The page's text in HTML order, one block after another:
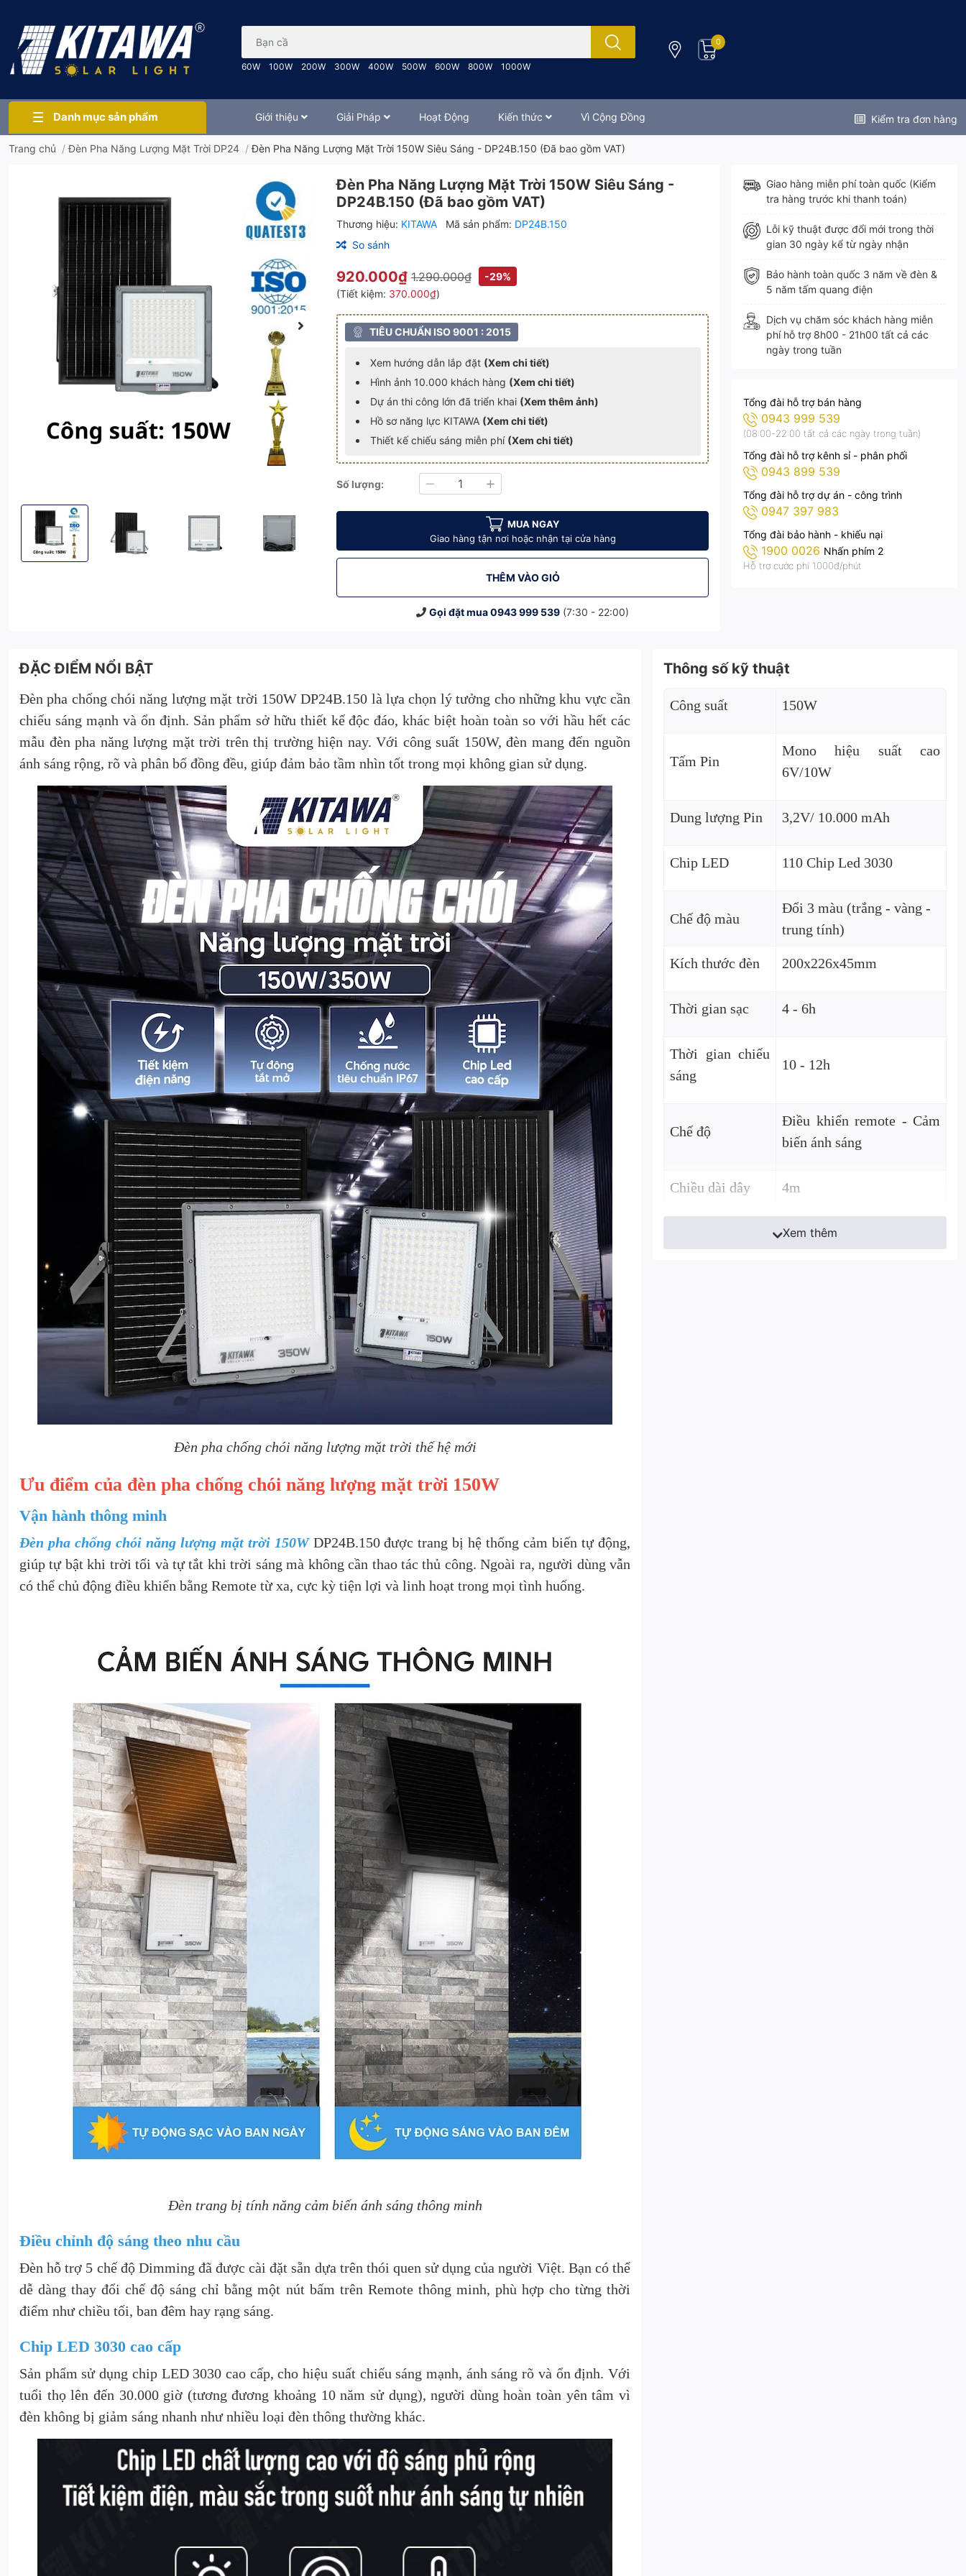
60W 100W 200W 300W 400W 500W 600W 800W 1000W
0
Danh mục sản phẩm Giới thiệu Giải Pháp Hoạt Động Kiến thức Vì Cộng Đồng Kiểm tra đơn hàng
Trang chủ /Đèn Pha Năng Lượng Mặt Trời DP24 /Đèn Pha Năng Lượng Mặt Trời 150W Siêu Sáng - DP24B.150 (Đã bao gồm VAT)
Đèn Pha Năng Lượng Mặt Trời 150W Siêu Sáng - DP24B.150 (Đã bao gồm VAT)
Đèn Pha Năng Lượng Mặt Trời 150W Siêu Sáng - DP24B.150 (Đã bao gồm VAT)
Đèn Pha Năng Lượng Mặt Trời 150W Siêu Sáng - DP24B.150 (Đã bao gồm VAT)
Đèn Pha Năng Lượng Mặt Trời 150W Siêu Sáng - DP24B.150 (Đã bao gồm VAT)
Đèn Pha Năng Lượng Mặt Trời 150W Siêu Sáng - DP24B.150 (Đã bao gồm VAT)
Đèn Pha Năng Lượng Mặt Trời 150W Siêu Sáng - DP24B.150 (Đã bao gồm VAT)
Đèn Pha Năng Lượng Mặt Trời 150W Siêu Sáng - DP24B.150 (Đã bao gồm VAT)
Đèn Pha Năng Lượng Mặt Trời 150W Siêu Sáng - DP24B.150 (Đã bao gồm VAT)
Đèn Pha Năng Lượng Mặt Trời 150W Siêu Sáng - DP24B.150 (Đã bao
Đèn Pha Năng Lượng Mặt Trời 150W Siêu Sáng -
Đèn Pha Năng Lượng Mặt Trời 150W Siêu Sáng -
DP24B.150 (Đã bao gồm VAT)
Thương hiệu: KITAWA Mã sản phẩm: DP24B.150
So sánh
920.000₫ 1.290.000₫
-29%
(Tiết kiệm: 370.000₫)
TIÊU CHUẨN ISO 9001 : 2015
Xem hướng dẫn lắp đặt (Xem chi tiết)
Hình ảnh 10.000 khách hàng (Xem chi tiết)
Dự án thi công lớn đã triển khai (Xem thêm ảnh)
Hồ sơ năng lực KITAWA (Xem chi tiết)
Thiết kế chiếu sáng miễn phí (Xem chi tiết)
Số lượng:
Giảm Tăng
MUA NGAY
Giao hàng tận nơi hoặc nhận tại cửa hàng
THÊM VÀO GIỎ
Gọi đặt mua0943 999 539 (7:30 - 22:00)
Giao hàng miễn phí toàn quốc (Kiểm
tra hàng trước khi thanh toán)
Lỗi kỹ thuật được đổi mới trong thời
gian 30 ngày kể từ ngày nhận
Bảo hành toàn quốc 3 năm về đèn &
5 năm tấm quang điện
Dịch vụ chăm sóc khách hàng miễn
phí hỗ trợ 8h00 - 21h00 tất cả các
ngày trong tuần
Tổng đài hỗ trợ bán hàng
0943 999 539
(08:00-22:00 tất cả các ngày trong tuần)
Tổng đài hỗ trợ kênh sỉ - phân phối
0943 899 539
Tổng đài hỗ trợ dự án - công trình
0947 397 983
Tổng đài bảo hành - khiếu nại
1900 0026 Nhấn phím 2
Hỗ trợ cước phí 1.000đ/phút
ĐẶC ĐIỂM NỔI BẬT
Đèn pha chống chói năng lượng mặt trời 150W DP24B.150 là lựa chọn lý tưởng cho những khu vực cần
chiếu sáng mạnh và ổn định. Sản phẩm sở hữu thiết kế độc đáo, khác biệt hoàn toàn so với hầu hết các
mẫu đèn pha năng lượng mặt trời trên thị trường hiện nay. Với công suất 150W, đèn mang đến nguồn
ánh sáng rộng, rõ và phân bố đồng đều, giúp đảm bảo tầm nhìn tốt trong mọi không gian sử dụng.
Đèn pha chống chói năng lượng mặt trời thế hệ mới
Ưu điểm của đèn pha chống chói năng lượng mặt trời 150W
Vận hành thông minh
Đèn pha chống chói năng lượng mặt trời 150WDP24B.150 được trang bị hệ thống cảm biến tự động,
giúp tự bật khi trời tối và tự tắt khi trời sáng mà không cần thao tác thủ công. Ngoài ra, người dùng vẫn
có thể chủ động điều khiển bằng Remote từ xa, cực kỳ tiện lợi và linh hoạt trong mọi tình huống.
Đèn trang bị tính năng cảm biến ánh sáng thông minh
Điều chỉnh độ sáng theo nhu cầu
Đèn hỗ trợ 5 chế độ Dimming đã được cài đặt sẵn dựa trên thói quen sử dụng của người Việt. Bạn có thể
dễ dàng thay đổi chế độ sáng chỉ bằng một nút bấm trên Remote thông minh, phù hợp cho từng thời
điểm như chiều tối, ban đêm hay rạng sáng.
Chip LED 3030 cao cấp
Sản phẩm sử dụng chip LED 3030 cao cấp, cho hiệu suất chiếu sáng mạnh, ánh sáng rõ và ổn định. Với
tuổi thọ lên đến 30.000 giờ (tương đương khoảng 10 năm sử dụng), người dùng hoàn toàn yên tâm vì
đèn không bị giảm sáng nhanh như nhiều loại đèn thông thường khác.
Thông số kỹ thuật
Công suất 150W
Tấm Pin
Mono hiệu suất cao
6V/10W
Dung lượng Pin 3,2V/ 10.000 mAh
Chip LED 110 Chip Led 3030
Chế độ màu
Đổi 3 màu (trắng - vàng -
trung tính)
Kích thước đèn 200x226x45mm
Thời gian sạc 4 - 6h
Thời gian chiếu
sáng
10 - 12h
Chế độ
Điều khiển remote - Cảm
biến ánh sáng
Chiều dài dây 4m
Xem thêm